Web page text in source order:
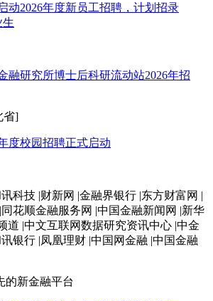
动2026年度新员工招聘，计划招录
生
融研究所博士后科研流动站2026年招
省]
度校园招聘正式启动
科技 |财新网 |金融界银行 |东方财富网 |
花顺金融服务网 |中国金融新闻网 |新华
道 |中文互联网数据研究资讯中心 |中金
银行 |凤凰理财 |中国网金融 |中国金融
的新金融平台